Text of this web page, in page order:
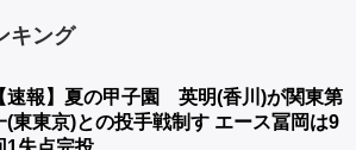
キング
速報】夏の甲子園 英明(香川)が関東第
(東東京)との投手戦制す エース冨岡は9